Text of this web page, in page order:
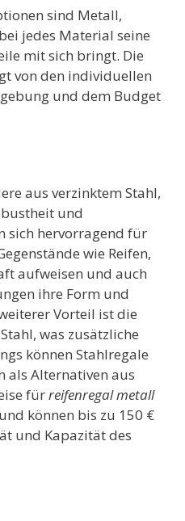
sind Metall,
jedes Material seine
mit sich bringt. Die
von den individuellen
und dem Budget
aus verzinktem Stahl,
und
sich hervorragend für
wie Reifen,
aufweisen und auch
ihre Form und
Vorteil ist die
was zusätzliche
können Stahlregale
als Alternativen aus
fürreifenregal metall
können bis zu 150 €
und Kapazität des